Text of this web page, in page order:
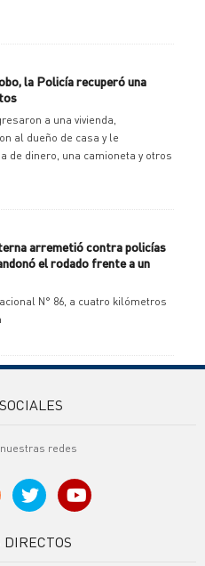
la Policía recuperó una
a una vivienda,
al dueño de casa y le
de dinero, una camioneta y otros
arremetió contra policías
el rodado frente a un
N° 86, a cuatro kilómetros
redes
DIRECTOS